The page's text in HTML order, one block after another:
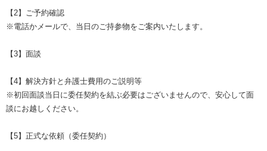
【2】ご予約確認
※電話かメールで、当日のご持参物をご案内いたします。
【3】面談
【4】解決方針と弁護士費用のご説明等
※初回面談当日に委任契約を結ぶ必要はございませんので、安心して面
談にお越しください。
【5】正式な依頼（委任契約）